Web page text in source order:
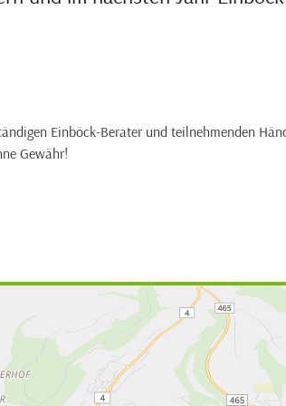
Einböck-Berater und teilnehmenden
Gewähr!